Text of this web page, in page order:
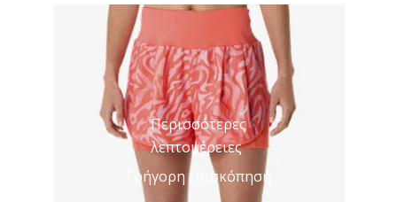
Περισσότερες
λεπτομέρειες
Γρήγορη επισκόπηση